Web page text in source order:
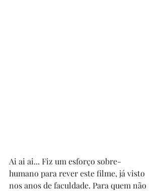
Ai ai ai... Fiz um esforço sobre-
humano para rever este filme, já visto
nos anos de faculdade. Para quem não